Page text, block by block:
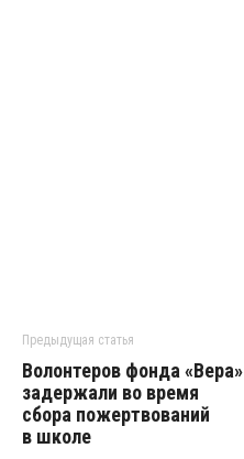
Предыдущая статья
Волонтеров фонда «Вера»
задержали во время
сбора пожертвований
в школе